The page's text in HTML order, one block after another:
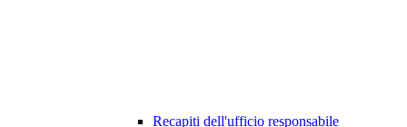
Recapiti dell'ufficio responsabile